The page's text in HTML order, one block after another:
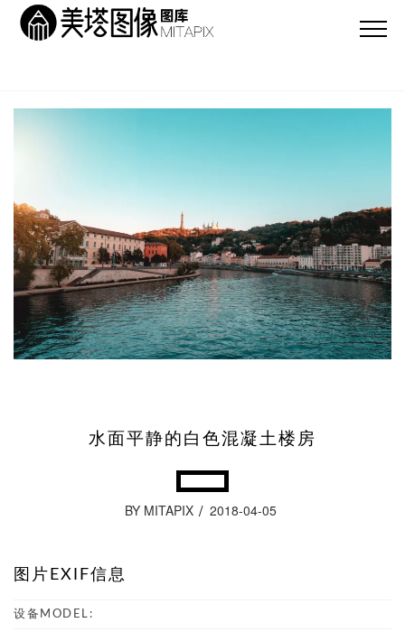
水面平静的白色混凝土楼房
BY MITAPIX 2018-04-05
图片EXIF信息
设备MODEL: